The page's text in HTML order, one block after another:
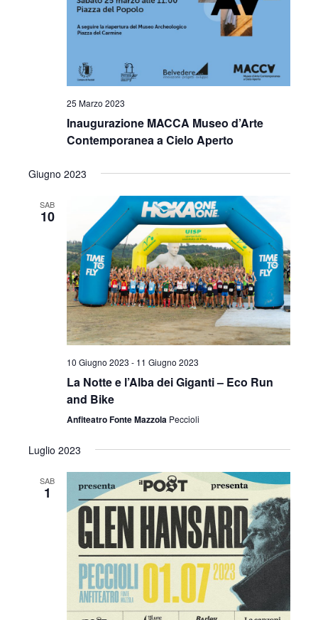
25 Marzo 2023
Inaugurazione MACCA Museo d’Arte
Contemporanea a Cielo Aperto
Giugno 2023
SAB
10
10 Giugno 2023 - 11 Giugno 2023
La Notte e l’Alba dei Giganti – Eco Run
and Bike
Anfiteatro Fonte Mazzola Peccioli
Luglio 2023
SAB
1